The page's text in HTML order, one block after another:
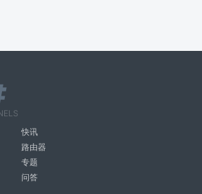
快讯
路由器
专题
问答